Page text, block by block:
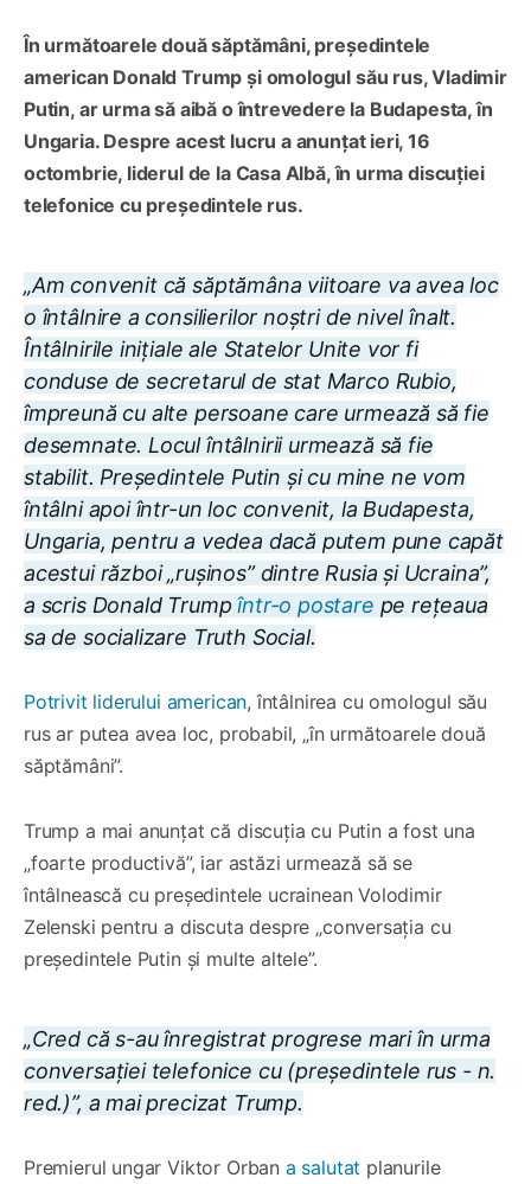
În următoarele două săptămâni, președintele
american Donald Trump și omologul său rus, Vladimir
Putin, ar urma să aibă o întrevedere la Budapesta, în
Ungaria. Despre acest lucru a anunțat ieri, 16
octombrie, liderul de la Casa Albă, în urma discuției
telefonice cu președintele rus.
„Am convenit că săptămâna viitoare va avea loc
o întâlnire a consilierilor noștri de nivel înalt.
Întâlnirile inițiale ale Statelor Unite vor fi
conduse de secretarul de stat Marco Rubio,
împreună cu alte persoane care urmează să fie
desemnate. Locul întâlnirii urmează să fie
stabilit. Președintele Putin și cu mine ne vom
întâlni apoi într-un loc convenit, la Budapesta,
Ungaria, pentru a vedea dacă putem pune capăt
acestui război „rușinos” dintre Rusia și Ucraina”,
a scris Donald Trumpîntr-o postare pe rețeaua
sa de socializare Truth Social.
Potrivit liderului american, întâlnirea cu omologul său
rus ar putea avea loc, probabil, „în următoarele două
săptămâni”.
Trump a mai anunțat că discuția cu Putin a fost una
„foarte productivă”, iar astăzi urmează să se
întâlnească cu președintele ucrainean Volodimir
Zelenski pentru a discuta despre „conversația cu
președintele Putin și multe altele”.
„Cred că s-au înregistrat progrese mari în urma
conversației telefonice cu (președintele rus - n.
red.)”, a mai precizat Trump.
Premierul ungar Viktor Orban a salutat planurile